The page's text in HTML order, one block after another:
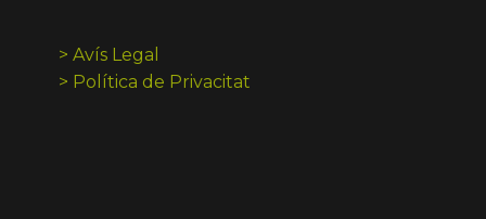
> Avís Legal
> Política de Privacitat